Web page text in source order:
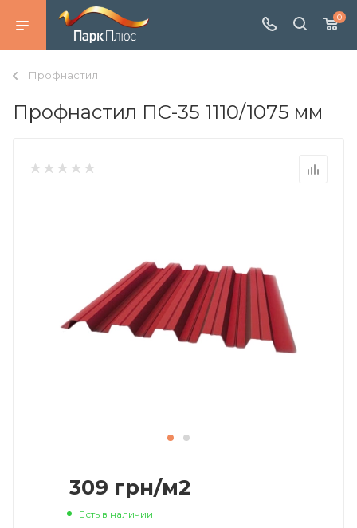
0
Профнастил
Профнастил ПС-35 1110/1075 мм
309 грн/м2
Есть в наличии